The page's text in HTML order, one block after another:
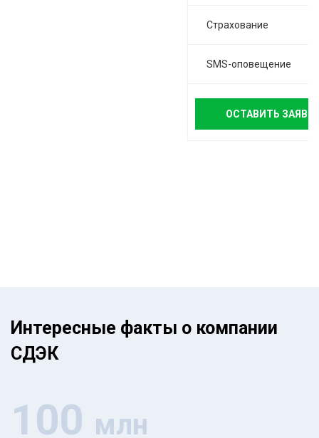
Страхование
SMS-оповещение
ОСТАВИТЬ
Интересные факты о компании
СДЭК
100 млн